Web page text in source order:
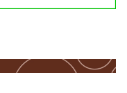
にあるキュア